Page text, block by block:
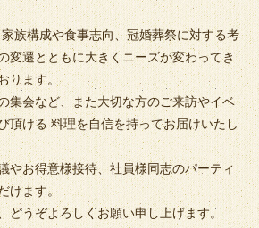
族構成や食事志向、冠婚葬祭に対する考
変遷とともに大きくニーズが変わってき
ります。
集会など、また大切な方のご来訪やイベ
頂ける 料理を自信を持ってお届けいたし
やお得意様接待、社員様同志のパーティ
けます。
どうぞよろしくお願い申し上げます。